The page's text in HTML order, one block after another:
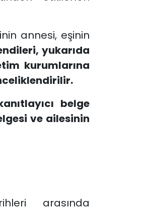
annesi, eşinin
yukarıda
kurumlarına
belge
ve ailesinin
arasında